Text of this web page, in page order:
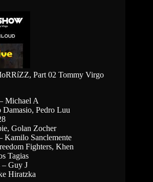
Part 02 Tommy Virgo
Michael A
Pedro Luu
Golan Zocher
Kamilo Sanclemente
Fighters, Khen
Tagias
– Guy J
Hiratzka